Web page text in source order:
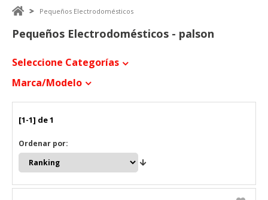
Pequeños Electrodomésticos
Pequeños Electrodomésticos - palson
Seleccione Categorías
Marca/modelo
[1-1] de 1
Ordenar por: